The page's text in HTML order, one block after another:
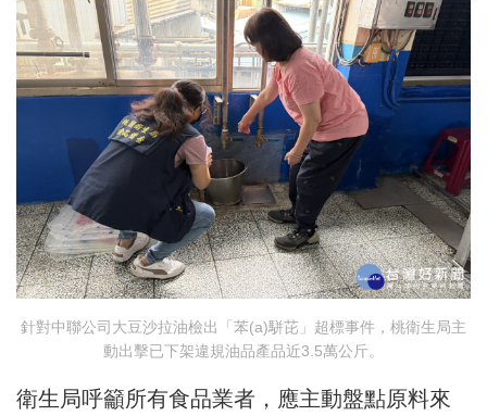
針對中聯公司大豆沙拉油檢出「苯(a)駢芘」超標事件，桃衛生局主
動出擊已下架違規油品產品近3.5萬公斤。
衛生局呼籲所有食品業者，應主動盤點原料來